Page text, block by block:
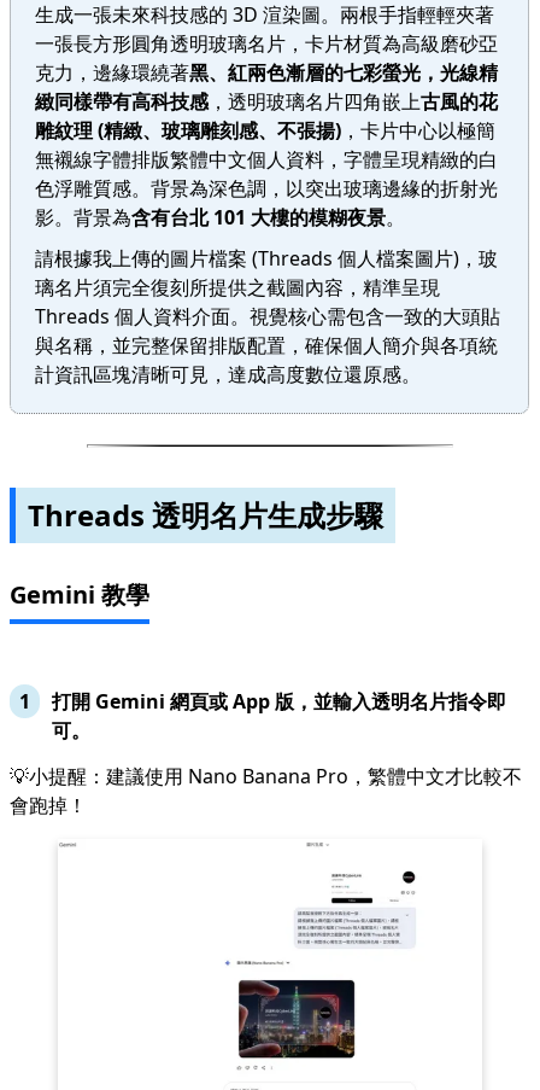
生成一張未來科技感的 3D 渲染圖。兩根手指輕輕夾著
一張長方形圓角透明玻璃名片，卡片材質為高級磨砂亞
克力，邊緣環繞著黑、紅兩色漸層的七彩螢光，光線精
緻同樣帶有高科技感，透明玻璃名片四角嵌上古風的花
雕紋理 (精緻、玻璃雕刻感、不張揚) ，卡片中心以極簡
無襯線字體排版繁體中文個人資料，字體呈現精緻的白
色浮雕質感。背景為深色調，以突出玻璃邊緣的折射光
影。背景為含有台北 101 大樓的模糊夜景。
請根據我上傳的圖片檔案 (Threads 個人檔案圖片)，玻
璃名片須完全復刻所提供之截圖內容，精準呈現
Threads 個人資料介面。視覺核心需包含一致的大頭貼
與名稱，並完整保留排版配置，確保個人簡介與各項統
計資訊區塊清晰可見，達成高度數位還原感。
Threads 透明名片生成步驟
Gemini 教學
打開 Gemini 網頁或 App 版，並輸入透明名片指令即
可。
💡小提醒：建議使用 Nano Banana Pro，繁體中文才比較不
會跑掉！